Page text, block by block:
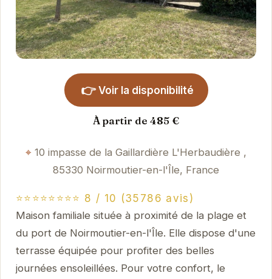
👉 Voir la disponibilité
À partir de 485 €
10 impasse de la Gaillardière L'Herbaudière ,
85330 Noirmoutier-en-l'Île, France
⭐⭐⭐⭐⭐⭐⭐⭐ 8 / 10 (35786 avis)
Maison familiale située à proximité de la plage et
du port de Noirmoutier-en-l'Île. Elle dispose d'une
terrasse équipée pour profiter des belles
journées ensoleillées. Pour votre confort, le